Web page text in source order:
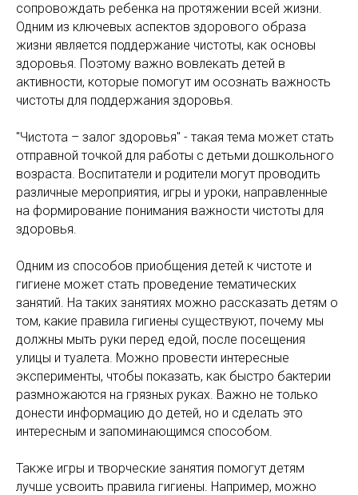
сопровождать ребенка на протяжении всей жизни.
Одним из ключевых аспектов здорового образа
жизни является поддержание чистоты, как основы
здоровья. Поэтому важно вовлекать детей в
активности, которые помогут им осознать важность
чистоты для поддержания здоровья.
"Чистота – залог здоровья" - такая тема может стать
отправной точкой для работы с детьми дошкольного
возраста. Воспитатели и родители могут проводить
различные мероприятия, игры и уроки, направленные
на формирование понимания важности чистоты для
здоровья.
Одним из способов приобщения детей к чистоте и
гигиене может стать проведение тематических
занятий. На таких занятиях можно рассказать детям о
том, какие правила гигиены существуют, почему мы
должны мыть руки перед едой, после посещения
улицы и туалета. Можно провести интересные
эксперименты, чтобы показать, как быстро бактерии
размножаются на грязных руках. Важно не только
донести информацию до детей, но и сделать это
интересным и запоминающимся способом.
Также игры и творческие занятия помогут детям
лучше усвоить правила гигиены. Например, можно